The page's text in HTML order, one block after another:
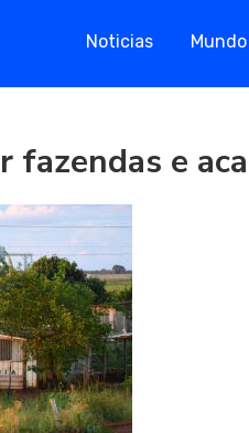
Noticias Mundo
e